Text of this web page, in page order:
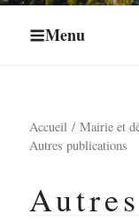
Menu
Ouvrir le sous-menu
Accueil Mairie et
Autres publications